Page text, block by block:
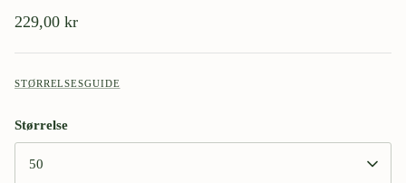
229,00 kr
STØRRELSESGUIDE
Størrelse
50